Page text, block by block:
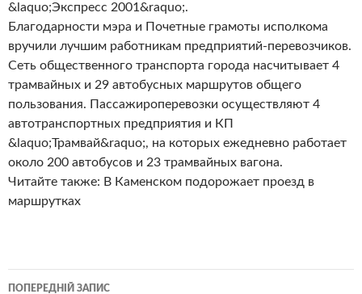
&laquo;Экспресс 2001&raquo;.
Благодарности мэра и Почетные грамоты исполкома
вручили лучшим работникам предприятий-перевозчиков.
Сеть общественного транспорта города насчитывает 4
трамвайных и 29 автобусных маршрутов общего
пользования. Пассажироперевозки осуществляют 4
автотранспортных предприятия и КП
&laquo;Трамвай&raquo;, на которых ежедневно работает
около 200 автобусов и 23 трамвайных вагона.
Читайте также: В Каменском подорожает проезд в
маршрутках
Навігація
ПОПЕРЕДНІЙ ЗАПИС